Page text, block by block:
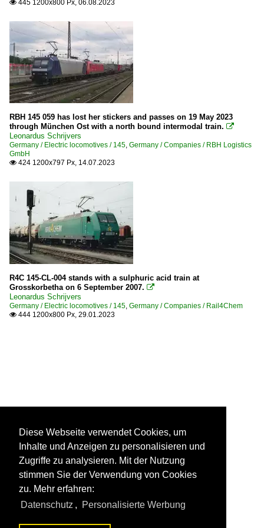
 445 1200x800 Px, 06.08.2023
RBH 145 059 has lost her stickers and passes on 19 May 2023
through München Ost with a north bound intermodal train. 
Leonardus Schrijvers
Germany / Electric locomotives / 145, Germany / Companies / RBH Logistics
GmbH
 424 1200x797 Px, 14.07.2023
R4C 145-CL-004 stands with a sulphuric acid train at
Grosskorbetha on 6 September 2007. 
Leonardus Schrijvers
Germany / Electric locomotives / 145, Germany / Companies / Rail4Chem
 444 1200x800 Px, 29.01.2023
Diese Webseite verwendet Cookies, um
Inhalte und Anzeigen zu personalisieren und
Zugriffe zu analysieren. Mit der Nutzung
stimmen Sie der Verwendung von Cookies
zu. Mehr erfahren:
Datenschutz , Personalisierte Werbung